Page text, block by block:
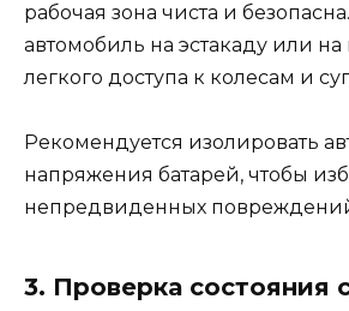
рабочая зона чиста и
автомобиль на эстакаду или
легкого доступа к колесам и
Рекомендуется изолировать
напряжения батарей, чтобы
непредвиденных
3. Проверка состояния